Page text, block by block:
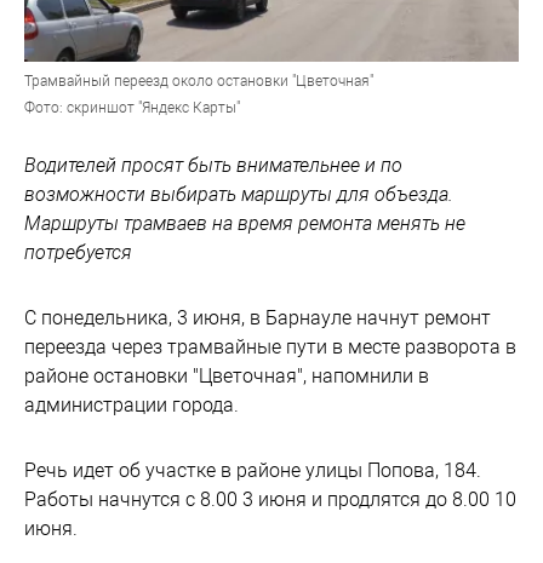
Трамвайный переезд около остановки "Цветочная"
Фото: скриншот "Яндекс Карты"
Водителей просят быть внимательнее и по
возможности выбирать маршруты для объезда.
Маршруты трамваев на время ремонта менять не
потребуется
С понедельника, 3 июня, в Барнауле начнут ремонт
переезда через трамвайные пути в месте разворота в
районе остановки "Цветочная", напомнили в
администрации города.
Речь идет об участке в районе улицы Попова, 184.
Работы начнутся с 8.00 3 июня и продлятся до 8.00 10
июня.